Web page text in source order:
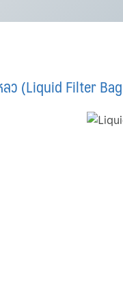
ว (Liquid Filter